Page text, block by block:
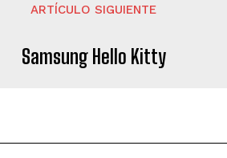
ARTÍCULO SIGUIENTE
Samsung Hello Kitty